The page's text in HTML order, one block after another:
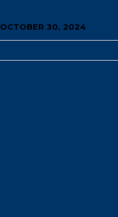
OCTOBER 30, 2024